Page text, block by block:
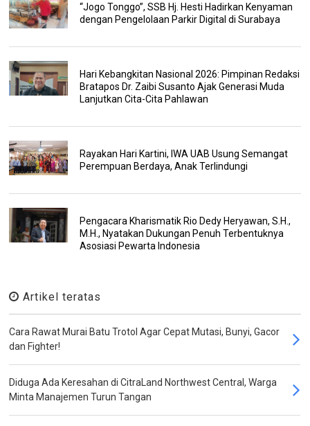
“Jogo Tonggo”, SSB Hj. Hesti Hadirkan Kenyaman
dengan Pengelolaan Parkir Digital di Surabaya
Hari Kebangkitan Nasional 2026: Pimpinan Redaksi
Bratapos Dr. Zaibi Susanto Ajak Generasi Muda
Lanjutkan Cita-Cita Pahlawan
Rayakan Hari Kartini, IWA UAB Usung Semangat
Perempuan Berdaya, Anak Terlindungi
Pengacara Kharismatik Rio Dedy Heryawan, S.H.,
M.H., Nyatakan Dukungan Penuh Terbentuknya
Asosiasi Pewarta Indonesia
Artikel teratas
Cara Rawat Murai Batu Trotol Agar Cepat Mutasi, Bunyi, Gacor
dan Fighter!
Diduga Ada Keresahan di CitraLand Northwest Central, Warga
Minta Manajemen Turun Tangan